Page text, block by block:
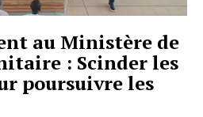
au Ministère de
: Scinder les
poursuivre les